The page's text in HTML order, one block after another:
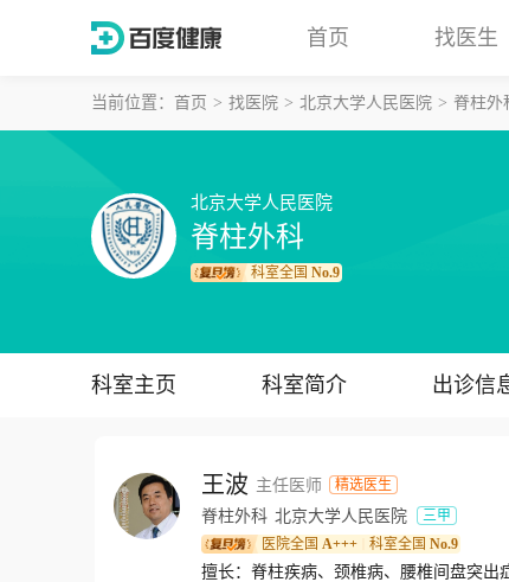
首页 找医生
当前位置： 首页 找医院 北京大学人民医院 脊柱外
北京大学人民医院
脊柱外科
科室全国 No.9
科室主页 科室简介 出诊信
王波 主任医师 精选医生
脊柱外科 北京大学人民医院
三甲
医院全国 A+++ 科室全国 No.9
擅长：脊柱疾病、颈椎病、腰椎间盘突